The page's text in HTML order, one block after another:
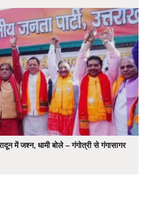
में जश्न, धामी बोले – गंगोत्री से गंगासागर